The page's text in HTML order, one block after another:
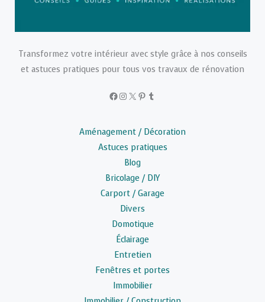
Transformez votre intérieur avec style grâce à nos conseils
et astuces pratiques pour tous vos travaux de rénovation
Facebook
Instagram
X Pinterest
Tumblr
Aménagement / Décoration
Astuces pratiques
Blog
Bricolage / DIY
Carport / Garage
Divers
Domotique
Éclairage
Entretien
Fenêtres et portes
Immobilier